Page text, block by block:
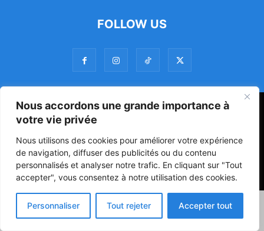
Nous accordons une grande importance à
votre vie privée
Nous utilisons des cookies pour améliorer votre expérience
de navigation, diffuser des publicités ou du contenu
personnalisés et analyser notre trafic. En cliquant sur "Tout
accepter", vous consentez à notre utilisation des cookies.
Personnaliser Tout rejeter Accepter tout
FOLLOW US
47ᵉ Assemblée Mondiale sur la Protection de la Vie Privée: Me
Luciano Hounkponou représente le Bénin à Séoul
Politique Société Culture
© Powered by digitXplus Francophone